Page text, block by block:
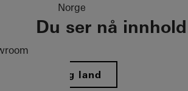
Norge
Du ser nå
Velg land